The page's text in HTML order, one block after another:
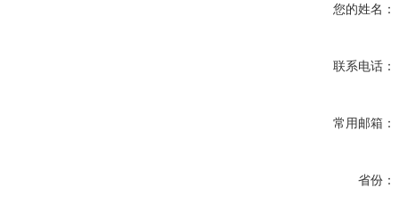
您的姓名：
联系电话：
常用邮箱：
省份：